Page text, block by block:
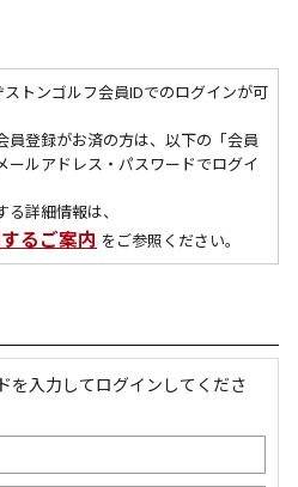
トンゴルフ会員IDでのログインが可
員登録がお済の方は、以下の「会員
ールアドレス・パスワードでログイ
詳細情報は、
るご案内 をご参照ください。
を入力してログインしてくださ